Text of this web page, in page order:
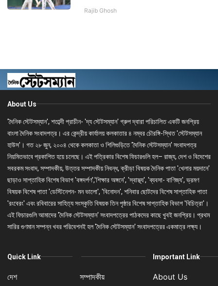
Rajib Ghosh
About Us
'দৈনিক স্টেটসম্যান', শতাব্দী প্রাচীন- 'দ্য স্টেটসম্যান' গ্রুপ দ্বারা পরিচালিত একটি জনপ্রিয়
বাংলা দৈনিক সংবাদপত্র। এর কেন্দ্রীয় কার্যালয় কলকাতার ৪ নম্বর চৌরঙ্গি-স্থিত 'স্টেটসম্যান
হাউস'। গত ২৮ জুন, ২০০৪ থেকে কলকাতা ও শিলিগুড়িতে 'দৈনিক স্টেটসম্যান' সংবাদপত্র
নিয়মিতভাবে প্রকাশিত হয়ে চলেছে। এই পত্রিকার বিশেষ ফিচারগুলি হল– রাজ্য, দেশ ও বিদেশের
সবরকম সংবাদ, সম্পাদকীয়, উত্তর সম্পাদকীয় নিবন্ধ, ক্রীড়া বিষয়ক দৈনিক পাতা 'খেলার ময়দানে'
ছাড়াও সাপ্তাহিক বিশেষ বিভাগ 'বঙ্গদর্পণ','শিক্ষার অঙ্গনে', 'স্বাস্থ্য', 'ব্যবসা- বাণিজ্য', ভ্রমণ
বিষয়ক বিশেষ পাতা 'ডেস্টিনেশন- মন ভালো', 'বিনোদন', শনিবার ছোটদের বিশেষ সাপ্তাহিক পাতা
'রংবেরং' এবং রবিবারের সাহিত্য সংস্কৃতি বিষয়ক তিন পৃষ্ঠার বিশেষ সাপ্তাহিক বিভাগ 'বিচিত্রা'।
এই ফিচারগুলি আমাদের 'দৈনিক স্টেটসম্যান' সংবাদপত্রের পাঠকদের কাছে খুবই জনপ্রিয়। প্রথম
সারির গুণমান সম্পন্ন খবর পরিবেশনই হল 'দৈনিক স্টেটসম্যান' সংবাদপত্রের একমাত্র লক্ষ্য।
Quick Link
দেশ সম্পাদকীয়
Important Link
About Us